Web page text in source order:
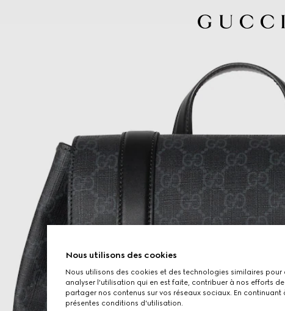
Nous utilisons des cookies
Nous utilisons des cookies et des technologies similaires
analyser l'utilisation qui en est faite, contribuer à nos efforts
partager nos contenus sur vos réseaux sociaux. En
présentes conditions d'utilisation.